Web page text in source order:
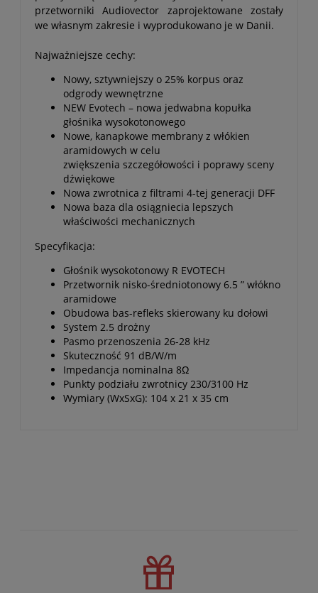
przetworniki Audiovector zaprojektowane zostały
we własnym zakresie i wyprodukowano je w Danii.
Najważniejsze cechy:
Nowy, sztywniejszy o 25% korpus oraz
odgrody wewnętrzne
NEW Evotech – nowa jedwabna kopułka
głośnika wysokotonowego
Nowe, kanapkowe membrany z włókien
aramidowych w celu
zwiększenia szczegółowości i poprawy sceny
dźwiękowe
Nowa zwrotnica z filtrami 4-tej generacji DFF
Nowa baza dla osiągniecia lepszych
właściwości mechanicznych
Specyfikacja:
Głośnik wysokotonowy R EVOTECH
Przetwornik nisko-średniotonowy 6.5 ” włókno
aramidowe
Obudowa bas-refleks skierowany ku dołowi
System 2.5 drożny
Pasmo przenoszenia 26-28 kHz
Skuteczność 91 dB/W/m
Impedancja nominalna 8Ω
Punkty podziału zwrotnicy 230/3100 Hz
Wymiary (WxSxG): 104 x 21 x 35 cm